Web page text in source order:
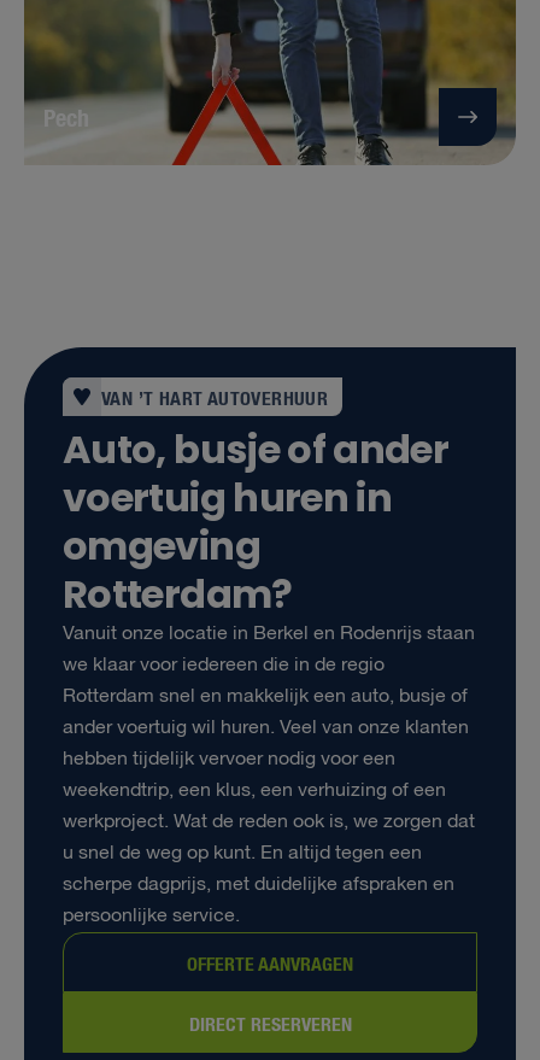
Pech
VAN ’T HART AUTOVERHUUR
Auto, busje of ander
voertuig huren in
omgeving
Rotterdam?
Vanuit onze locatie in Berkel en Rodenrijs staan
we klaar voor iedereen die in de regio
Rotterdam snel en makkelijk een auto, busje of
ander voertuig wil huren. Veel van onze klanten
hebben tijdelijk vervoer nodig voor een
weekendtrip, een klus, een verhuizing of een
werkproject. Wat de reden ook is, we zorgen dat
u snel de weg op kunt. En altijd tegen een
scherpe dagprijs, met duidelijke afspraken en
persoonlijke service.
OFFERTE AANVRAGEN
DIRECT RESERVEREN